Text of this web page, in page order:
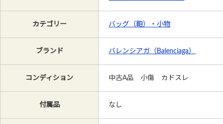
カテゴリー バッグ（鞄）・小物
ブランド バレンシアガ（Balenciaga）
コンディション 中古A品 小傷 カドスレ
付属品 なし